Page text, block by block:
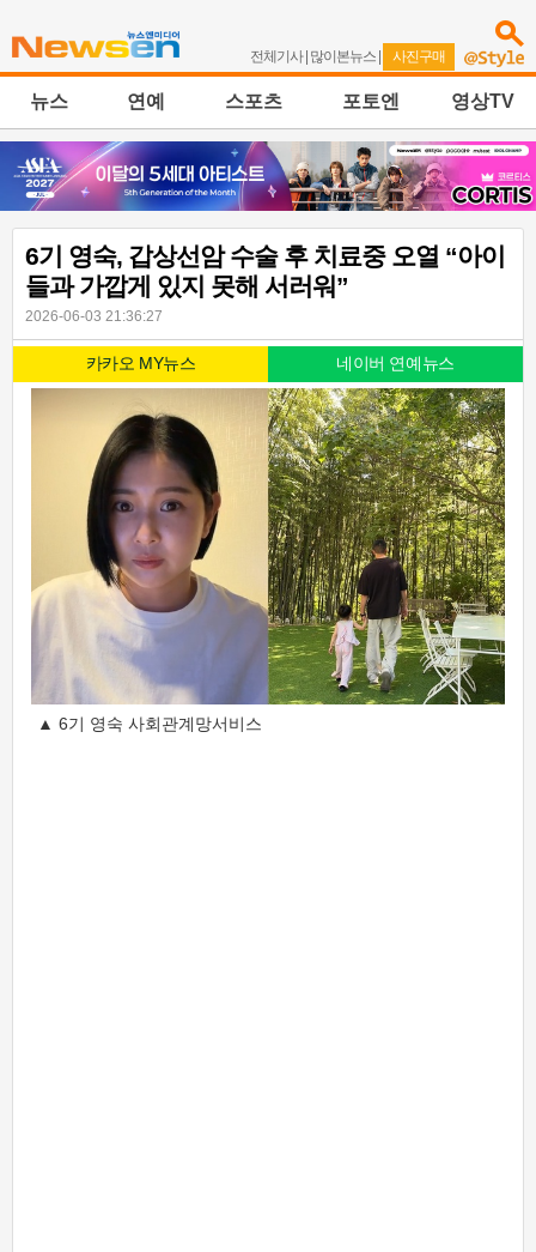
전체기사| 많이본뉴스 | 사진구매
뉴스 연예 스포츠 포토엔 영상TV
6기 영숙, 갑상선암 수술 후 치료중 오열 “아이
들과 가깝게 있지 못해 서러워”
2026-06-03 21:36:27
카카오 MY뉴스 네이버 연예뉴스
▲ 6기 영숙 사회관계망서비스